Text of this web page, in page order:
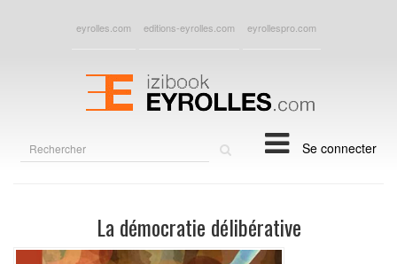
eyrolles.com editions-eyrolles.com eyrollespro.com
Se connecter
La démocratie délibérative